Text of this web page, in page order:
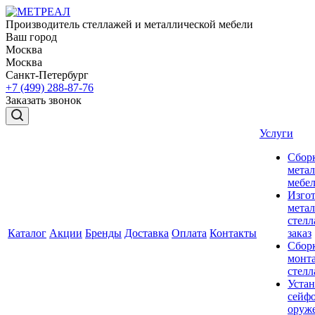
Производитель стеллажей и металлической мебели
Ваш город
Москва
Москва
Санкт-Петербург
+7 (499) 288-87-76
Заказать звонок
Каталог Акции Бренды Доставка Оплата Контакты
Услуги
заказ